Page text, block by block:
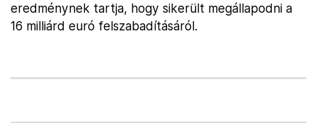
eredménynek tartja, hogy sikerült megállapodni a
16 milliárd euró felszabadításáról.